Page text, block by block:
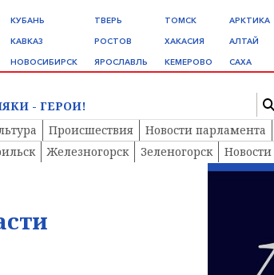
КУБАНЬ
КАВКАЗ
НОВОСИБИРСК
ТВЕРЬ
РОСТОВ
ЯРОСЛАВЛЬ
ТОМСК
ХАКАСИЯ
КЕМЕРОВО
АРКТИКА
АЛТАЙ
САХА
- ГЕРОИ!
Происшествия Новости парламента
Железногорск Зеленогорск